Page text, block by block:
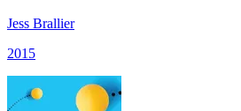
Jess Brallier
2015